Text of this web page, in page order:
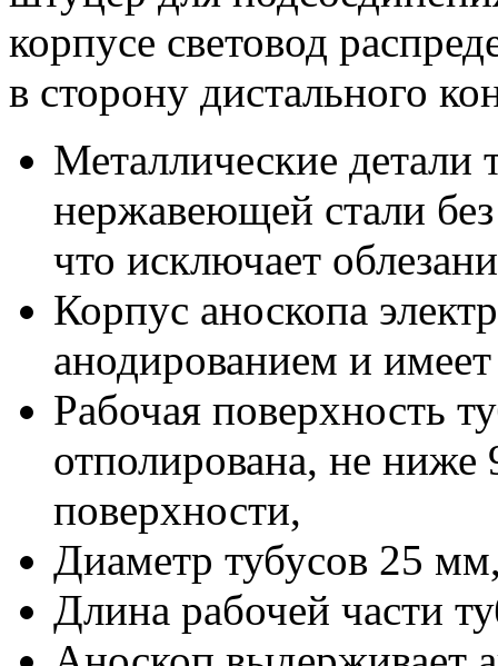
корпусе световод
в сторону дистального
Металлические детали
нержавеющей стали
что исключает
Корпус аноскопа
анодированием и
Рабочая поверхность
отполирована, не ниже
поверхности,
Диаметр тубусов 25
Длина рабочей части